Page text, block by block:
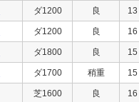
ダ1200 良 13
ダ1200 良 16
ダ1800 良 15
ダ1700 稍重 15
芝1600 良 16